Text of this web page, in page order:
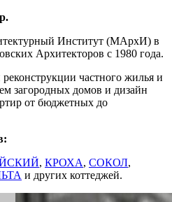
Институт (МАрхИ) в
Архитекторов с 1980 года.
частного жилья и
загородных домов и дизайн
от бюджетных до
, КРОХА, СОКОЛ,
и других коттеджей.